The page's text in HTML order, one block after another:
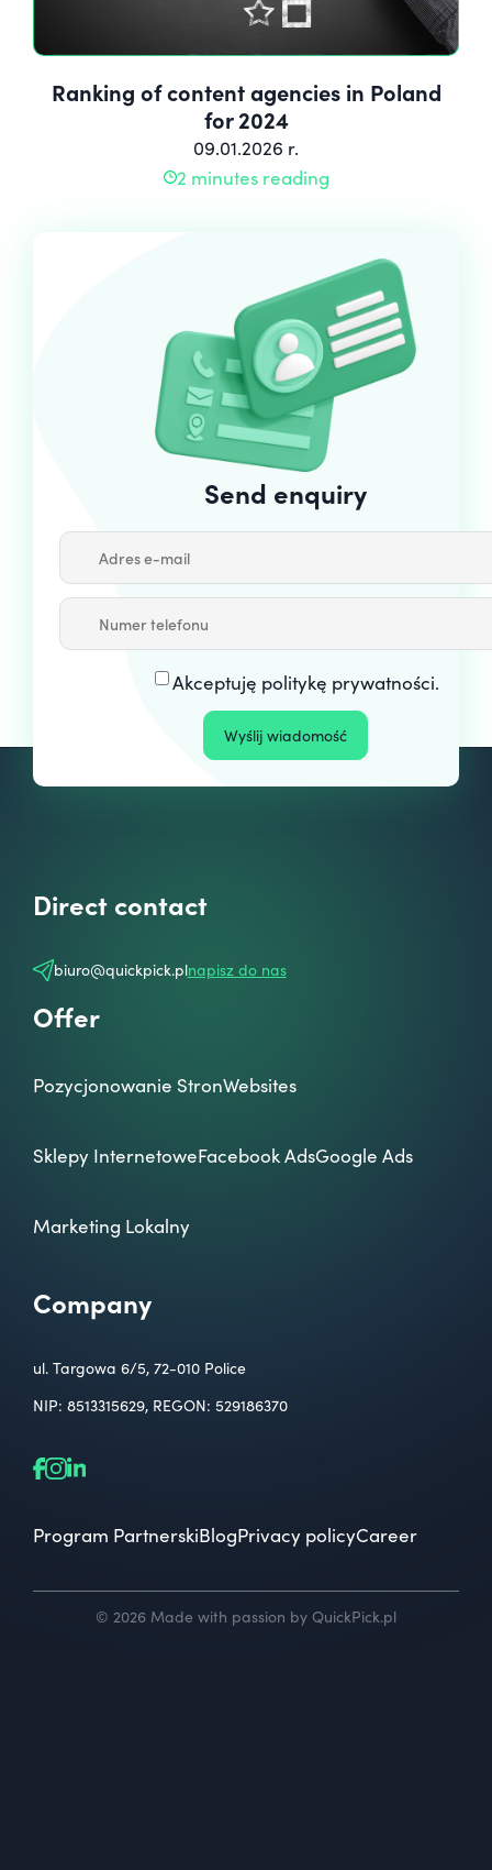
Ranking of content agencies in Poland
for 2024
09.01.2026 r.
2 minutes reading
Send enquiry
Akceptuję politykę prywatności.
Direct contact
biuro@quickpick.plnapisz do nas
Offer
Pozycjonowanie StronWebsites
Sklepy InternetoweFacebook AdsGoogle Ads
Marketing Lokalny
Company
ul. Targowa 6/5, 72-010 Police
NIP: 8513315629, REGON: 529186370
Program PartnerskiBlogPrivacy policyCareer
© 2026 Made with passion by QuickPick.pl